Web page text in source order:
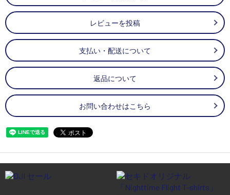
レビューを投稿
支払い・配送について
返品について
お問い合わせはこちら